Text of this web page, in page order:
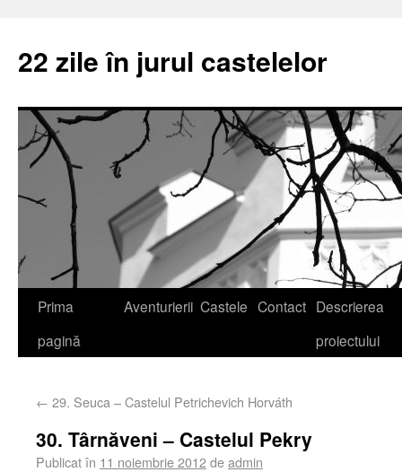
22 zile în jurul castelelor
Prima
pagină
Aventurierii Castele Contact Descrierea
proiectului
← 29. Seuca – Castelul Petrichevich Horváth
30. Târnăveni – Castelul Pekry
Publicat în 11 noiembrie 2012deadmin